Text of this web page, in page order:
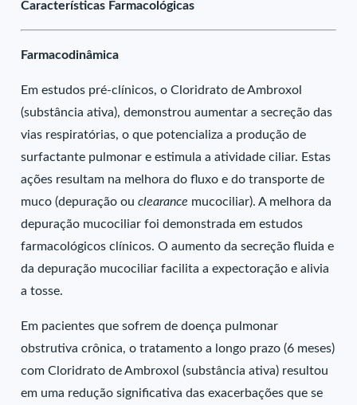
Características Farmacológicas
Farmacodinâmica
Em estudos pré-clínicos, o Cloridrato de Ambroxol
(substância ativa), demonstrou aumentar a secreção das
vias respiratórias, o que potencializa a produção de
surfactante pulmonar e estimula a atividade ciliar. Estas
ações resultam na melhora do fluxo e do transporte de
muco (depuração ouclearance mucociliar). A melhora da
depuração mucociliar foi demonstrada em estudos
farmacológicos clínicos. O aumento da secreção fluida e
da depuração mucociliar facilita a expectoração e alivia
a tosse.
Em pacientes que sofrem de doença pulmonar
obstrutiva crônica, o tratamento a longo prazo (6 meses)
com Cloridrato de Ambroxol (substância ativa) resultou
em uma redução significativa das exacerbações que se